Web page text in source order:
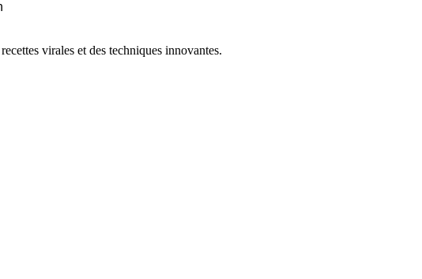
virales et des techniques innovantes.